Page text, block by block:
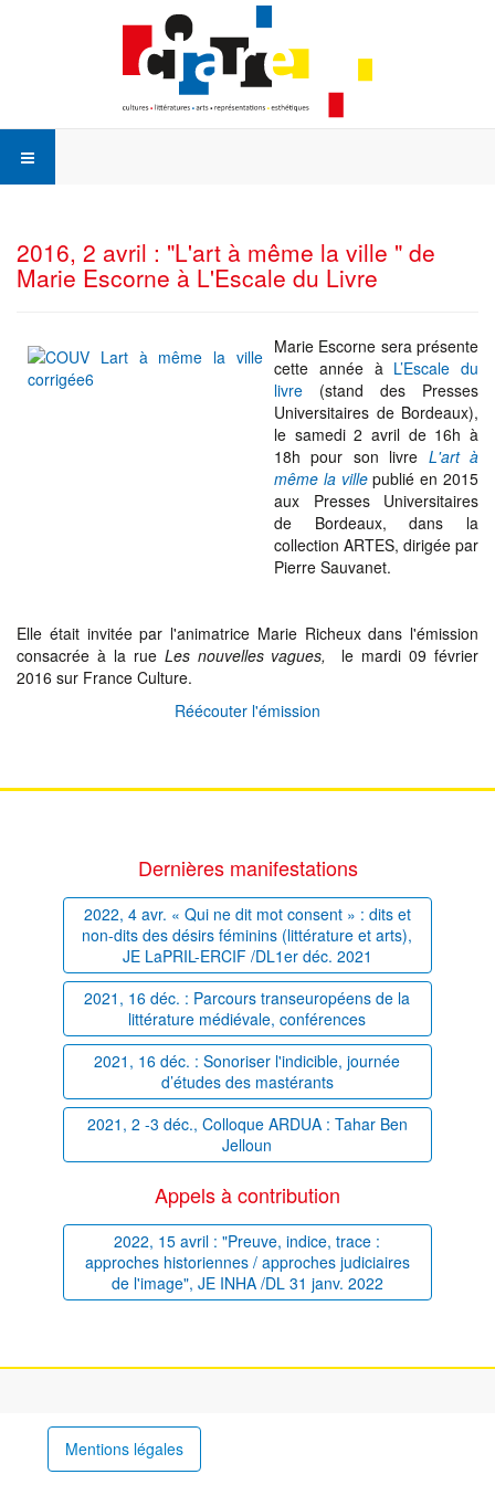
2016, 2 avril : "L'art à même la ville " de
Marie Escorne à L'Escale du Livre
Marie Escorne sera présente
cette année à L’Escale du
livre (stand des Presses
Universitaires de Bordeaux),
le samedi 2 avril de 16h à
18h pour son livre L'art à
même la ville publié en 2015
aux Presses Universitaires
de Bordeaux, dans la
collection ARTES, dirigée par
Pierre Sauvanet.
Elle était invitée par l'animatrice Marie Richeux dans l'émission
consacrée à la rue Les nouvelles vagues, le mardi 09 février
2016 sur France Culture.
Réécouter l'émission
Dernières manifestations
2022, 4 avr. « Qui ne dit mot consent » : dits et
non-dits des désirs féminins (littérature et arts),
JE LaPRIL-ERCIF /DL1er déc. 2021
2021, 16 déc. : Parcours transeuropéens de la
littérature médiévale, conférences
2021, 16 déc. : Sonoriser l'indicible, journée
d’études des mastérants
2021, 2 -3 déc., Colloque ARDUA : Tahar Ben
Jelloun
Appels à contribution
2022, 15 avril : "Preuve, indice, trace :
approches historiennes / approches judiciaires
de l'image", JE INHA /DL 31 janv. 2022
Mentions légales